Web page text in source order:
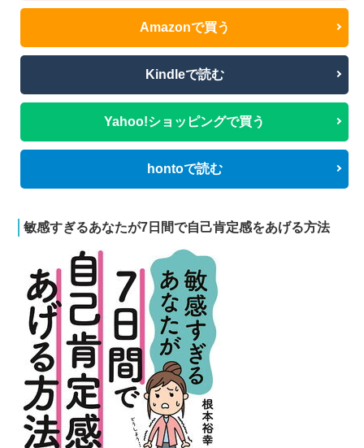
Amazonで買う
Kindleで読む
Yahoo!ショッピングで買う
hontoで読む
敏感すぎるあなたが7日間で自己肯定感をあげる方法